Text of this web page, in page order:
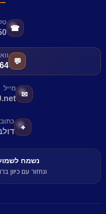
☎
💬
✉
מייל
⌖ דולב 2, מגדל
נשמח
ונחזור עם כיוון